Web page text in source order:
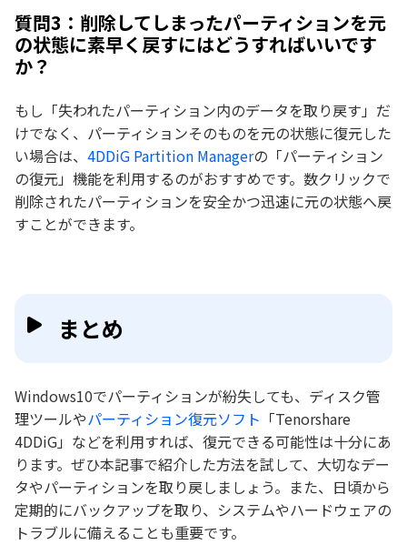
質問3：削除してしまったパーティションを元
の状態に素早く戻すにはどうすればいいです
か？
もし「失われたパーティション内のデータを取り戻す」だ
けでなく、パーティションそのものを元の状態に復元した
い場合は、 4DDiG Partition Managerの「パーティション
の復元」機能を利用するのがおすすめです。数クリックで
削除されたパーティションを安全かつ迅速に元の状態へ戻
すことができます。
まとめ
Windows10でパーティションが紛失しても、ディスク管
理ツールやパーティション復元ソフト 「Tenorshare
4DDiG」などを利用すれば、復元できる可能性は十分にあ
ります。ぜひ本記事で紹介した方法を試して、大切なデー
タやパーティションを取り戻しましょう。また、日頃から
定期的にバックアップを取り、システムやハードウェアの
トラブルに備えることも重要です。